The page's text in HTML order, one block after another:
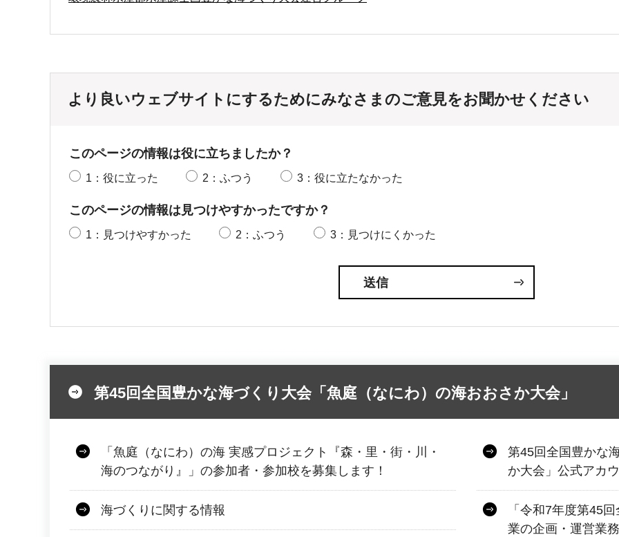
より良いウェブサイトにするためにみなさまのご意見をお聞かせください
このページの情報は役に立ちましたか？
1：役に立った 2：ふつう 3：役に立たなかった
このページの情報は見つけやすかったですか？
1：見つけやすかった 2：ふつう 3：見つけにくかった
第45回全国豊かな海づくり大会「魚庭（なにわ）の海おおさか大会」
「魚庭（なにわ）の海 実感プロジェクト『森・里・街・川・
海のつながり』」の参加者・参加校を募集します！
第45回全国豊かな
か大会」公式アカ
海づくりに関する情報
「令和7年度第45
業の企画・運営業